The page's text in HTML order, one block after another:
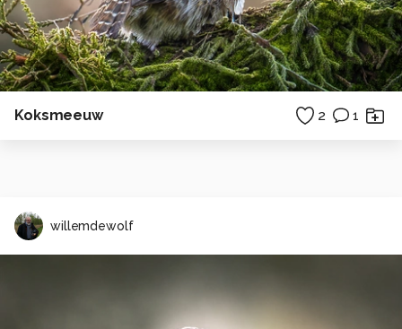
Koksmeeuw 2 1
willemdewolf